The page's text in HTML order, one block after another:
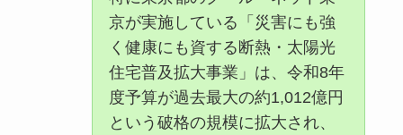
京が実施している「災害にも強
く健康にも資する断熱・太陽光
住宅普及拡大事業」は、令和8年
度予算が過去最大の約1,012億円
という破格の規模に拡大され、